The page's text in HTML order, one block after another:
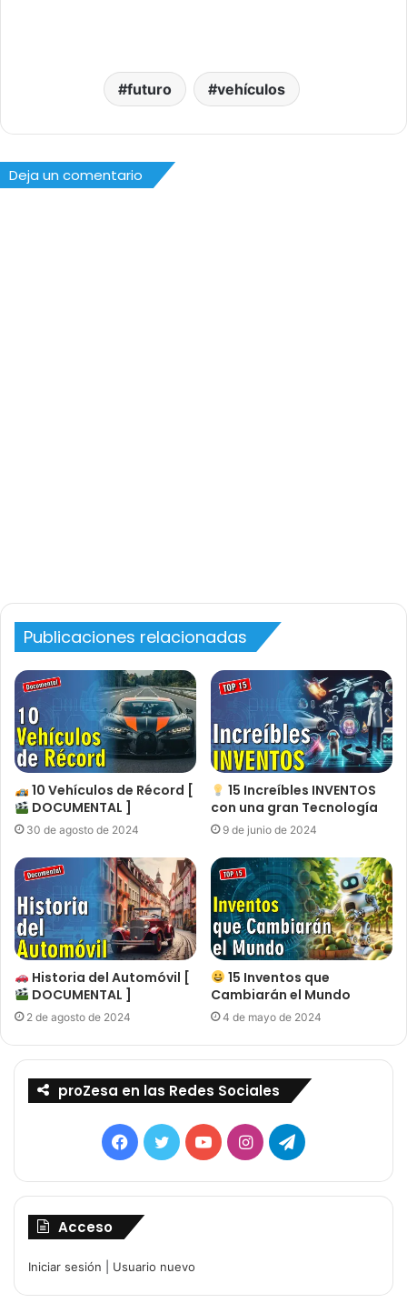
futuro vehículos
Deja un comentario
Publicaciones relacionadas
10 Vehículos de Récord [
DOCUMENTAL ]
30 de agosto de 2024
15 Increíbles INVENTOS
con una gran Tecnología
9 de junio de 2024
Historia del Automóvil [
DOCUMENTAL ]
2 de agosto de 2024
15 Inventos que
Cambiarán el Mundo
4 de mayo de 2024
proZesa en las Redes Sociales
Facebook
TwitterYouTubeInstagramTelegram
Acceso
Iniciar sesión Usuario nuevo